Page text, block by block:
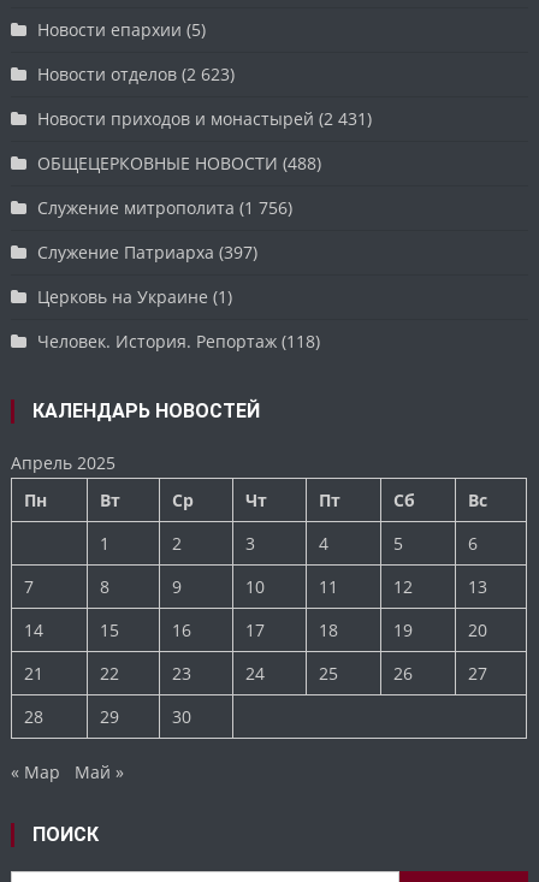
Новости епархии (5)
Новости отделов (2 623)
Новости приходов и монастырей (2 431)
ОБЩЕЦЕРКОВНЫЕ НОВОСТИ (488)
Служение митрополита (1 756)
Служение Патриарха (397)
Церковь на Украине (1)
Человек. История. Репортаж (118)
КАЛЕНДАРЬ НОВОСТЕЙ
Апрель 2025
Пн
Вт Ср Чт Пт Сб
Вс
1
2 3 4 5
6
7
8 9 10 11 12
13
14
15 16 17 18 19
20
21
22 23 24 25 26
27
28
29 30
« Мар Май »
ПОИСК